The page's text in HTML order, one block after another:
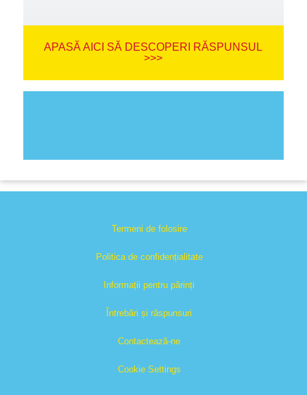
APASĂ AICI SĂ DESCOPERI RĂSPUNSUL
>>>
Termeni de folosire
Politica de confidențialitate
Informații pentru părinți
Întrebări și răspunsuri
Contactează-ne
Cookie Settings